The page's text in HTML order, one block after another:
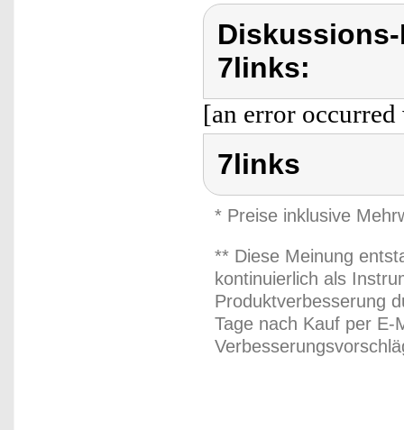
7links:
[an error
7links
* Preise inklusive
** Diese Meinung
kontinuierlich als
Produktverbesserung
Tage nach Kauf per E-